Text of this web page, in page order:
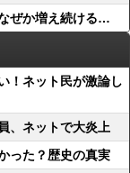
ぜか増え続ける…
！ネット民が激論し
、ネットで大炎上
った？歴史の真実